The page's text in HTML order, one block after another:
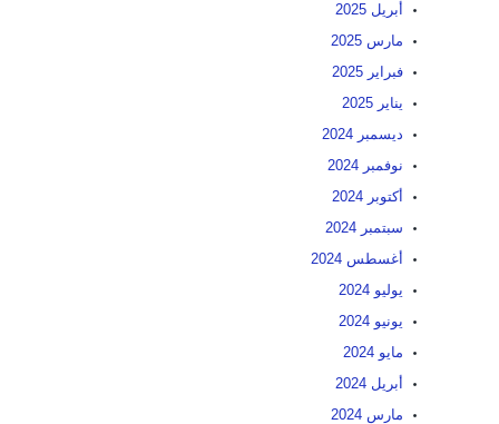
أبريل 2025
مارس 2025
فبراير 2025
يناير 2025
ديسمبر 2024
نوفمبر 2024
أكتوبر 2024
سبتمبر 2024
أغسطس 2024
يوليو 2024
يونيو 2024
مايو 2024
أبريل 2024
مارس 2024